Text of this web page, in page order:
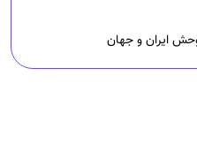
ایران و جهان